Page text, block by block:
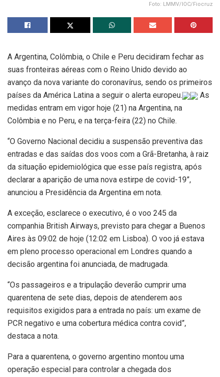
Foto: LMMV/IOC/Fiocruz
A Argentina, Colômbia, o Chile e Peru decidiram fechar as
suas fronteiras aéreas com o Reino Unido devido ao
avanço da nova variante do coronavírus, sendo os primeiros
países da América Latina a seguir o alerta europeu.
As
medidas entram em vigor hoje (21) na Argentina, na
Colômbia e no Peru, e na terça-feira (22) no Chile.
“O Governo Nacional decidiu a suspensão preventiva das
entradas e das saídas dos voos com a Grã-Bretanha, à raiz
da situação epidemiológica que esse país registra, após
declarar a aparição de uma nova estirpe de covid-19”,
anunciou a Presidência da Argentina em nota.
A exceção, esclarece o executivo, é o voo 245 da
companhia British Airways, previsto para chegar a Buenos
Aires às 09:02 de hoje (12:02 em Lisboa). O voo já estava
em pleno processo operacional em Londres quando a
decisão argentina foi anunciada, de madrugada.
“Os passageiros e a tripulação deverão cumprir uma
quarentena de sete dias, depois de atenderem aos
requisitos exigidos para a entrada no país: um exame de
PCR negativo e uma cobertura médica contra covid”,
destaca a nota.
Para a quarentena, o governo argentino montou uma
operação especial para controlar a chegada dos